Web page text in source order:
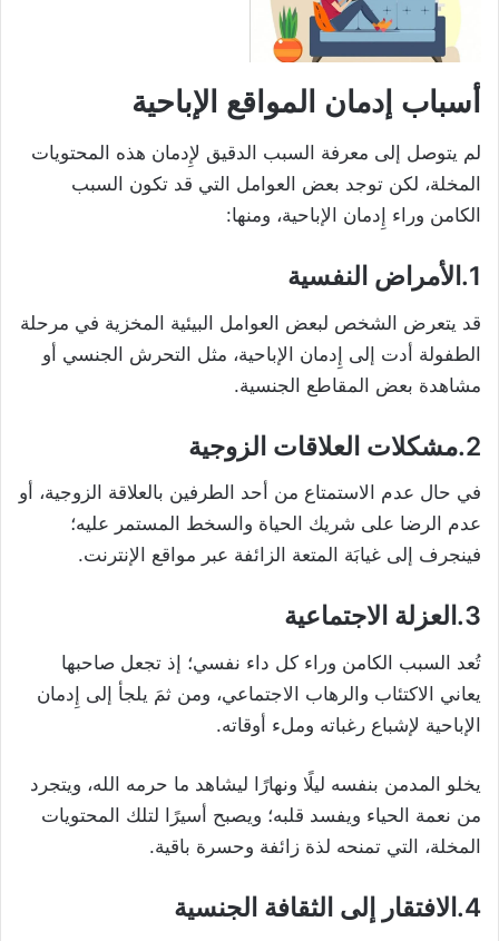
أسباب إدمان المواقع الإباحية
لم يتوصل إلى معرفة السبب الدقيق لإِدمان هذه المحتويات
المخلة، لكن توجد بعض العوامل التي قد تكون السبب
الكامن وراء إِدمان الإباحية، ومنها:
1.الأمراض النفسية
قد يتعرض الشخص لبعض العوامل البيئية المخزية في مرحلة
الطفولة أدت إلى إِدمان الإباحية، مثل التحرش الجنسي أو
مشاهدة بعض المقاطع الجنسية.
2.مشكلات العلاقات الزوجية
في حال عدم الاستمتاع من أحد الطرفين بالعلاقة الزوجية، أو
عدم الرضا على شريك الحياة والسخط المستمر عليه؛
فينجرف إلى غيابَة المتعة الزائفة عبر مواقع الإنترنت.
3.العزلة الاجتماعية
تُعد السبب الكامن وراء كل داء نفسي؛ إذ تجعل صاحبها
يعاني الاكتئاب والرهاب الاجتماعي، ومن ثمَ يلجأ إلى إِدمان
الإباحية لإشباع رغباته وملء أوقاته.
يخلو المدمن بنفسه ليلًا ونهارًا ليشاهد ما حرمه الله، ويتجرد
من نعمة الحياء ويفسد قلبه؛ ويصبح أسيرًا لتلك المحتويات
المخلة، التي تمنحه لذة زائفة وحسرة باقية.
4.الافتقار إلى الثقافة الجنسية